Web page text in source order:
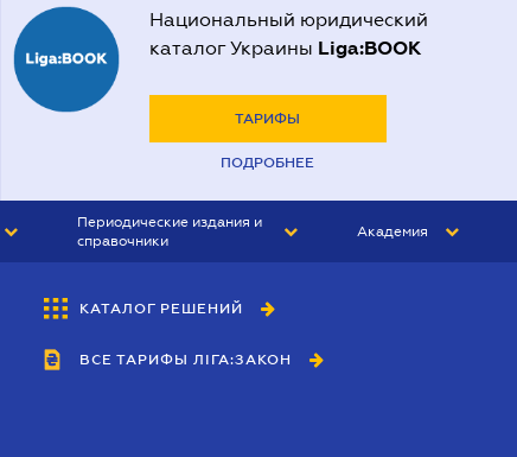
Национальный юридический
каталог Украины Liga:BOOK
ТАРИФЫ
ПОДРОБНЕЕ
Периодические издания и
справочники
БУХГАЛТЕР&ЗАКОН
ВЕСТНИК МСФО
Академия
КАТАЛОГ РЕШЕНИЙ
ВСЕ ТАРИФЫ ЛІГА:ЗАКОН